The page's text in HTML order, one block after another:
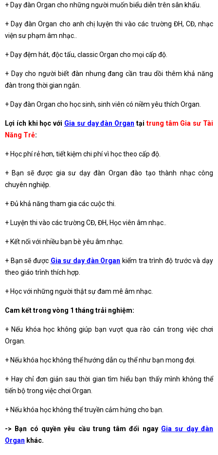
+ Dạy đàn Organ cho những người muốn biểu diễn trên sân khấu.
+ Dạy đàn Organ cho anh chị luyện thi vào các trường ĐH, CĐ, nhạc
viện sư phạm âm nhạc..
+ Dạy đệm hát, độc tấu, classic Organ cho mọi cấp độ.
+ Dạy cho người biết đàn nhưng đang cần trau dồi thêm khả năng
đàn trong thời gian ngắn.
+ Dạy đàn Organ cho học sinh, sinh viên có niềm yêu thích Organ.
Lợi ích khi học với Gia sư dạy đàn Organ tại trung tâm Gia sư Tài
Năng Trẻ:
+ Học phí rẻ hơn, tiết kiệm chi phí vì học theo cấp độ.
+ Bạn sẽ được gia sư dạy đàn Organ đào tạo thành nhạc công
chuyên nghiệp.
+ Đủ khả năng tham gia các cuộc thi.
+ Luyện thi vào các trường CĐ, ĐH, Học viên âm nhạc..
+ Kết nối với nhiều bạn bè yêu âm nhạc.
+ Bạn sẽ được Gia sư dạy đàn Organ kiểm tra trình độ trước và dạy
theo giáo trình thích hợp.
+ Học với những người thật sự đam mê âm nhạc.
Cam kết trong vòng 1 tháng trải nghiệm:
+ Nếu khóa học không giúp bạn vượt qua rào cản trong việc chơi
Organ.
+ Nếu khóa học không thể hướng dẫn cụ thể như bạn mong đợi.
+ Hay chỉ đơn giản sau thời gian tìm hiểu bạn thấy mình không thể
tiến bộ trong việc chơi Organ.
+ Nếu khóa học không thể truyền cảm hứng cho bạn.
-> Bạn có quyền yêu cầu trung tâm đổi ngay Gia sư dạy đàn
Organ khác.